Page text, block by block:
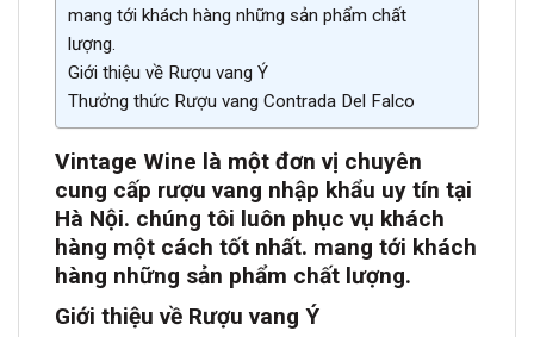
mang tới khách hàng những sản phẩm chất
lượng.
Giới thiệu về Rượu vang Ý
Thưởng thức Rượu vang Contrada Del Falco
Vintage Wine là một đơn vị chuyên
cung cấp rượu vang nhập khẩu uy tín tại
Hà Nội. chúng tôi luôn phục vụ khách
hàng một cách tốt nhất. mang tới khách
hàng những sản phẩm chất lượng.
Giới thiệu về Rượu vang Ý